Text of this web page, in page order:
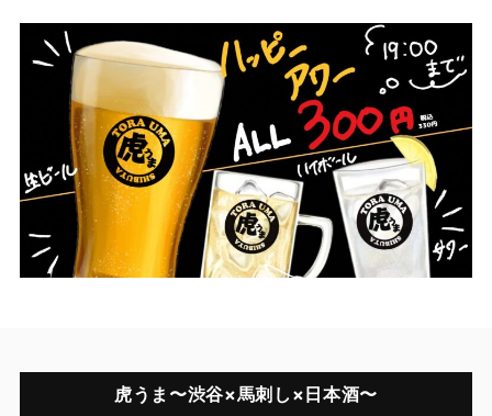
虎うま〜渋谷×馬刺し×日本酒〜